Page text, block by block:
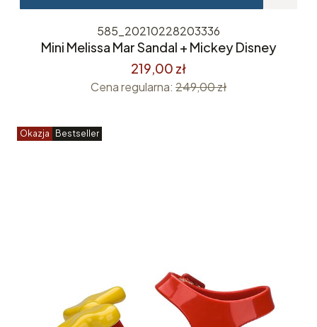
585_20210228203336
Mini Melissa Mar Sandal + Mickey Disney
219,00 zł
Cena regularna: 249,00 zł
Okazja Bestseller